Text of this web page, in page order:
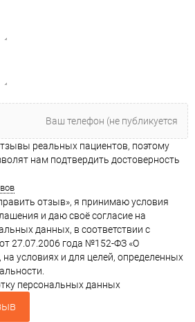
реальных пациентов, поэтому
нам подтвердить достоверность
отзыв», я принимаю условия
и даю своё согласие на
данных, в соответствии с
27.07.2006 года №152-ФЗ «О
условиях и для целей, определенных
персональных данных